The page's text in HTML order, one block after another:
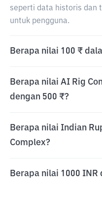
seperti data historis dan
untuk pengguna.
Berapa nilai 100 ₹
Berapa nilai AI Rig
dengan 500 ₹?
Berapa nilai Indian
Complex?
Berapa nilai 1000 INR